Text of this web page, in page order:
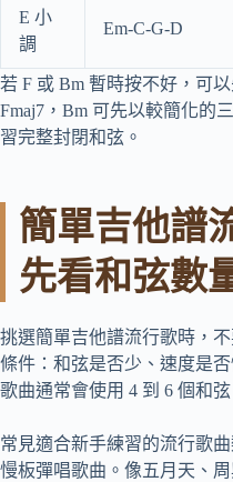
E 小
調
Em-C-G-D
若 F 或 Bm 暫時按不好，可
Fmaj7，Bm 可先以較簡化的
習完整封閉和弦。
簡單吉他譜
先看和弦數
挑選簡單吉他譜流行歌時，
條件：和弦是否少、速度是
歌曲通常會使用 4 到 6 個和
常見適合新手練習的流行歌
慢板彈唱歌曲。像五月天、